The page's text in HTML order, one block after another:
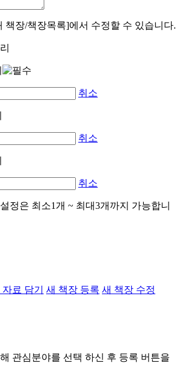
책장/책장목록]에서 수정할 수 있습니다.
취소
취소
취소
정은 최소1개 ~ 최대3개까지 가능합니
료 담기 새 책장 등록 새 책장 수정
관심분야를 선택 하신 후 등록 버튼을